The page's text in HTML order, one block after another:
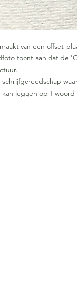
van een offset-
toont aan dat de
schrijfgereedschap
kan leggen op 1